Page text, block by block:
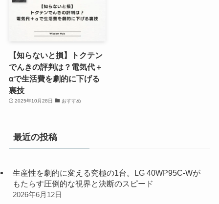
【知らないと損】トクテン
でんきの評判は？電気代＋
αで生活費を劇的に下げる
裏技
2025年10月28日 おすすめ
最近の投稿
生産性を劇的に変える究極の1台。LG 40WP95C-Wが
もたらす圧倒的な視界と決断のスピード
2026年6月12日